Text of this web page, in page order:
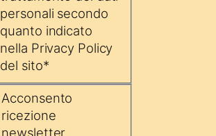
personali secondo
quanto indicato
nella Privacy Policy
del sito*
Acconsento
ricezione
newsletter